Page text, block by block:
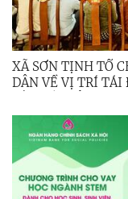
XÃ SƠN TỊNH TỔ
DÂN VỀ VỊ TRÍ TÁI